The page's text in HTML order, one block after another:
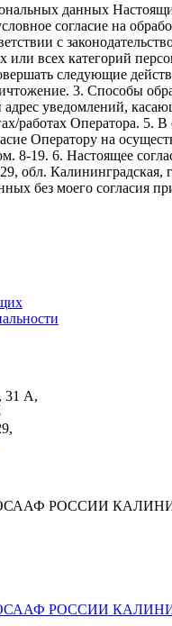
данных
согласие
с
или всех категорий
следующие
3. Способы
уведомлений,
работах Оператора.
Оператору на
8-19. 6. Настоящее
обл.
без моего
31 А,
РОССИИ
РОССИИ